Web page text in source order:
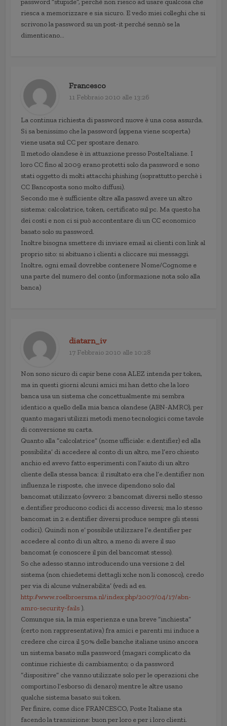
password “stupide”, perché non riesco ad usare qualcosa che
riesca a memorizzare e sia sicuro. E vedo miei colleghi che si
scrivono la password su un post-it perché sennò se la
dimenticano…
Francesco
11 Febbraio 2010 alle 13:26
La continua richiesta di password nuove è una cosa assurda.
Si sa benissimo che la password (appena viene scoperta)
viene usata sul CC per spostare denaro.
Il metodo olandese è in attuazione presso PosteItaliane. I
loro CC fino al 2009 erano protetti solo da password e sono
stati oggetto di molti attacchi phishing (soprattutto perchè i
CC Bancoposta sono molto diffusi).
Secondo me è sufficiente oltre alla passwd avere un altro
sistema: calcolatrice, token, certificato sul pc. Ma questo ha
dei costi e non ci si può accontentare di un CC economico
basato solo su password.
Inoltre bisogna smettere di inviare email ai clienti con link al
proprio sito: si abituano i clienti a cliccare sui messaggi.
Inoltre, ogni email dovrebbe contenere Nome/Cognome e
una parte del numero del conto (informazione nota solo alla
banca)
diatarn_iv
17 Febbraio 2010 alle 10:28
Non sono sicuro di capir bene cosa ALEZ intenda per token,
ma in questi giorni alcuni amici mi han detto che la loro
banca usa un sistema che concettualmente mi sembra
identico a quello della mia banca olandese (ABN-AMRO), per
quanto magari utilizzi metodi meno tecnologici come tavole
di conversione su carta.
Quanto alla “calcolatrice” (nome ufficiale: e.dentifier) ed alla
possibilita’ di accedere al conto di un altro, me l’ero chiesto
anchio ed avevo fatto esperimenti con l’aiuto di un altro
cliente della stessa banca: il risultato era che l’e.dentifier non
influenza le risposte, che invece dipendono solo dal
bancomat utilizzato (ovvero: 2 bancomat diversi nello stesso
e.dentifier producono codici di accesso diversi; ma lo stesso
bancomat in 2 e.dentifier diversi produce sempre gli stessi
codici). Quindi non e’ possibile utilizzare l’e.dentifier per
accedere al conto di un altro, a meno di avere il suo
bancomat (e conoscere il pin del bancomat stesso).
So che adesso stanno introducendo una versione 2 del
sistema (non chiedetemi dettagli xche non li conosco), credo
per via di alcune vulnerabilita’ (vedi ad es.
http://www.roelbroersma.nl/index.php/2007/04/17/abn-
amro-security-fails ).
Comunque sia, la mia esperienza e una breve “inchiesta”
(certo non rappresentativa) fra amici e parenti mi induce a
credere che circa il 50% delle banche italiane usino ancora
un sistema basato sulla password (magari complicato da
continue richieste di cambiamento; o da password
“dispositive” che vanno utilizzate solo per le operazioni che
comportino l’esborso di denaro) mentre le altre usano
qualche sistema basato sui token.
Per finire, come dice FRANCESCO, Poste Italiane sta
facendo la transizione: buon per loro e per i loro clienti.